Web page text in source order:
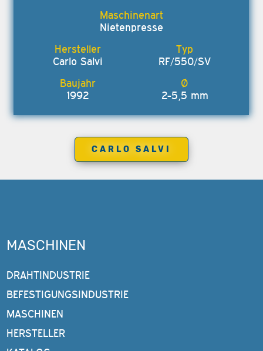
Nietenpresse
Carlo Salvi RF/550/SV
1992 2-5,5 mm
CARLO SALVI
MASCHINEN
DRAHTINDUSTRIE
BEFESTIGUNGSINDUSTRIE
MASCHINEN
HERSTELLER